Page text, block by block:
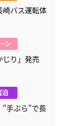
崎バス運転体
ン
じり」発売
泊
“手ぶら”で長